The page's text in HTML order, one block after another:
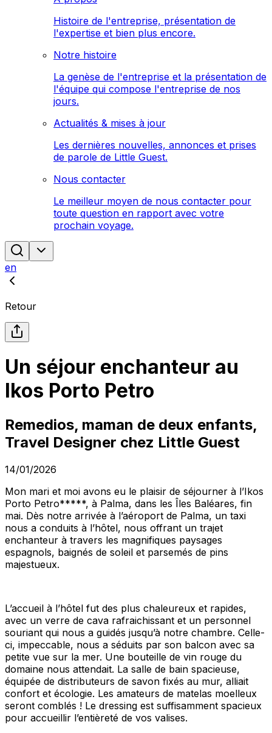
Histoire de l'entreprise, présentation de
l'expertise et bien plus encore.
Notre histoire
La genèse de l'entreprise et la présentation de
l'équipe qui compose l'entreprise de nos
jours.
Actualités & mises à jour
Les dernières nouvelles, annonces et prises
de parole de Little Guest.
Nous contacter
Le meilleur moyen de nous contacter pour
toute question en rapport avec votre
prochain voyage.
en
Retour
Un séjour enchanteur au
Ikos Porto Petro
Remedios, maman de deux enfants,
Travel Designer chez Little Guest
14/01/2026
Mon mari et moi avons eu le plaisir de séjourner à l’Ikos
Porto Petro*****, à Palma, dans les Îles Baléares, fin
mai. Dès notre arrivée à l’aéroport de Palma, un taxi
nous a conduits à l’hôtel, nous offrant un trajet
enchanteur à travers les magnifiques paysages
espagnols, baignés de soleil et parsemés de pins
majestueux.
L’accueil à l’hôtel fut des plus chaleureux et rapides,
avec un verre de cava rafraichissant et un personnel
souriant qui nous a guidés jusqu’à notre chambre. Celle-
ci, impeccable, nous a séduits par son balcon avec sa
petite vue sur la mer. Une bouteille de vin rouge du
domaine nous attendait. La salle de bain spacieuse,
équipée de distributeurs de savon fixés au mur, alliait
confort et écologie. Les amateurs de matelas moelleux
seront comblés ! Le dressing est suffisamment spacieux
pour accueillir l’entièreté de vos valises.